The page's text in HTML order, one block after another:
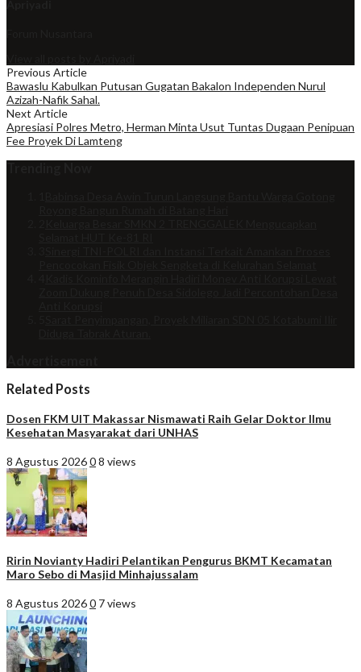
Previous Article
Bawaslu Kabulkan Putusan Gugatan Bakalon Independen Nurul
Azizah-Nafik Sahal.
Next Article
Apresiasi Polres Metro, Herman Minta Usut Tuntas Dugaan Penipuan
Fee Proyek Di Lamteng
Related Posts
Dosen FKM UIT Makassar Nismawati Raih Gelar Doktor Ilmu
Kesehatan Masyarakat dari UNHAS
8 Agustus 202608 views
Ririn Novianty Hadiri Pelantikan Pengurus BKMT Kecamatan
Maro Sebo di Masjid Minhajussalam
8 Agustus 20260 7 views